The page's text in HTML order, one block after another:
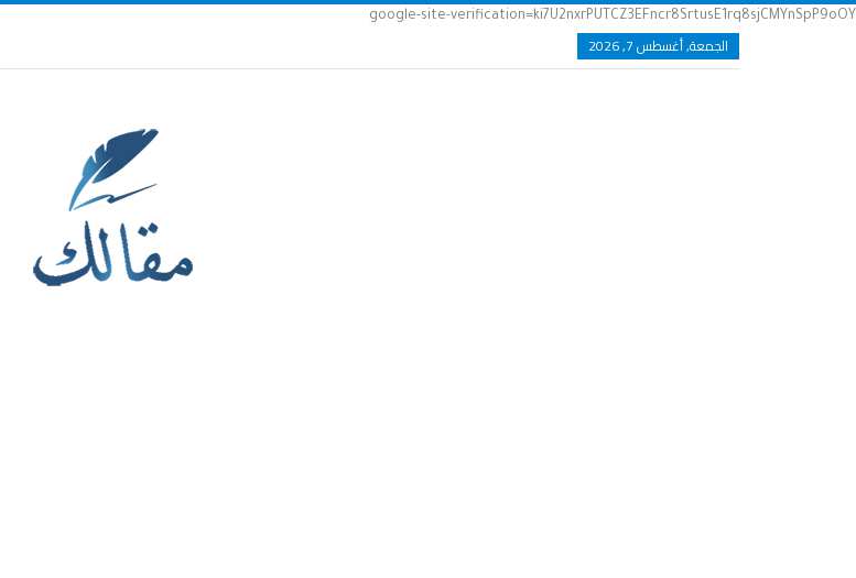
google-site-verification=ki7U2nxrPUTCZ3EFncr8SrtusE1rq8sjCMYnSpP9oOY
الجمعة, أغسطس 7, 2026